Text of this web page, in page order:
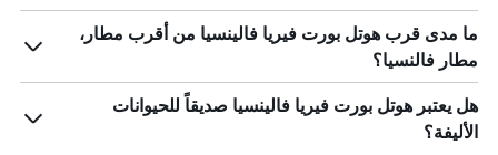
ما مدى قرب هوتل بورت فيريا فالينسيا من أقرب مطار،
مطار فالنسيا؟
هل يعتبر هوتل بورت فيريا فالينسيا صديقاً للحيوانات
الأليفة؟